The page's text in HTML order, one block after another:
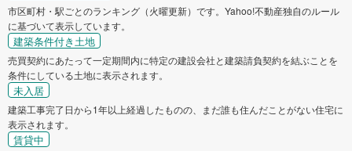
市区町村・駅ごとのランキング（火曜更新）です。Yahoo!不動産独自のルール
に基づいて表示しています。
建築条件付き土地
売買契約にあたって一定期間内に特定の建設会社と建築請負契約を結ぶことを
条件にしている土地に表示されます。
未入居
建築工事完了日から1年以上経過したものの、まだ誰も住んだことがない住宅に
表示されます。
賃貸中